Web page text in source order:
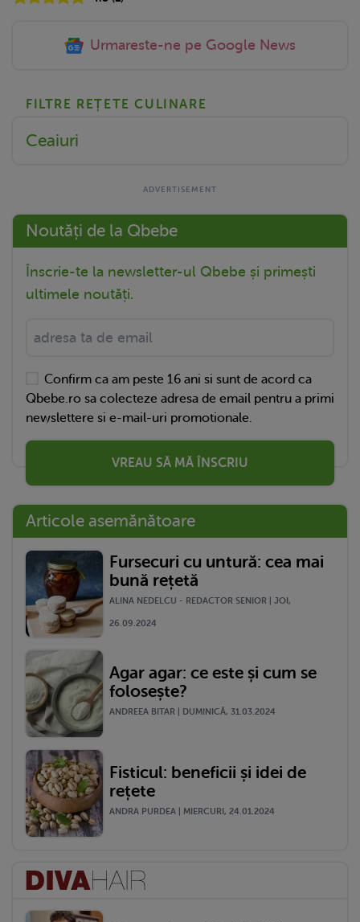
Urmareste-ne pe Google News
FILTRE REȚETE CULINARE
Ceaiuri
Noutăți de la Qbebe
Înscrie-te la newsletter-ul Qbebe și primești
ultimele noutăți.
Confirm ca am peste 16 ani si sunt de acord ca
Qbebe.ro sa colecteze adresa de email pentru a primi
newslettere si e-mail-uri promotionale.
VREAU SĂ MĂ ÎNSCRIU
Articole asemănătoare
Fursecuri cu untură: cea mai
bună rețetă
ALINA NEDELCU - REDACTOR SENIOR | JOI,
26.09.2024
Agar agar: ce este și cum se
folosește?
ANDREEA BITAR | DUMINICĂ, 31.03.2024
Fisticul: beneficii și idei de
rețete
ANDRA PURDEA | MIERCURI, 24.01.2024